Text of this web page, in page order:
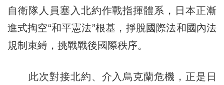
自衛隊人員塞入北約作戰指揮體系，日本正漸
進式掏空“和平憲法”根基，掙脫國際法和國內法
規制束縛，挑戰戰後國際秩序。
此次對接北約、介入烏克蘭危機，正是日